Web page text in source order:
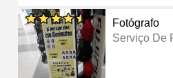
Fotógrafo
Serviço De